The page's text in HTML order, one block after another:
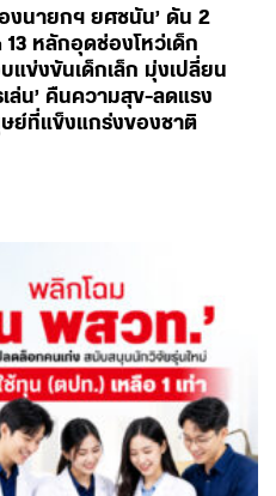
งนายกฯ ยศชนัน’ ดัน 2
หลักอุดช่องโหว่เด็ก
ข่งขันเด็กเล็ก มุ่งเปลี่ยน
เล่น’ คืนความสุข-ลดแรง
ย์ที่แข็งแกร่งของชาติ